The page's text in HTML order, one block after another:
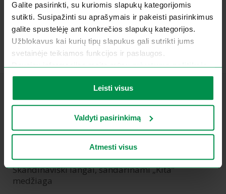
Galite pasirinkti, su kuriomis slapukų kategorijomis
sutikti. Susipažinti su aprašymais ir pakeisti pasirinkimus
galite spustelėję ant konkrečios slapukų kategorijos.
Užblokavus kai kurių tipų slapukus gali sutrikti jums
svetainėje teikiamos funkcijos ir paslaugos.
Daugiau informacijos rasite mūsųprivatumo politikoje.
Leisti visus
Valdyti pasirinkimą
Atmesti visus
Euro langai 92 mm
Euro langai 68 mm
Skandinaviški 68 mm langai
Skandinaviški langai, sandarinami „Kita”
medžiaga